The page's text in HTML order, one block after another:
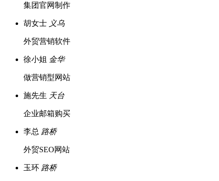
集团官网制作
胡女士 义乌
外贸营销软件
徐小姐 金华
做营销型网站
施先生 天台
企业邮箱购买
李总 路桥
外贸SEO网站
玉环 路桥